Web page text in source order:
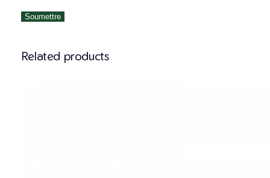
Related products